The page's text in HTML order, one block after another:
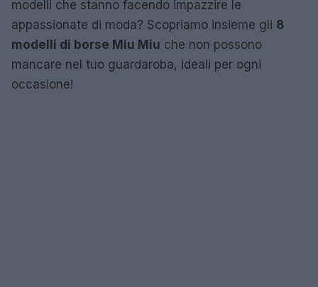
modelli che stanno facendo impazzire le
appassionate di moda? Scopriamo insieme gli 8
modelli di borse Miu Miu che non possono
mancare nel tuo guardaroba, ideali per ogni
occasione!